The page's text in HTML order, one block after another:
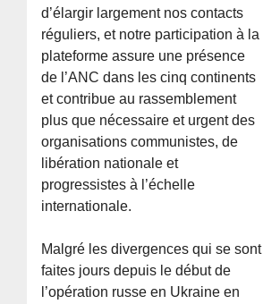
d’élargir largement nos contacts
réguliers, et notre participation à la
plateforme assure une présence
de l’ANC dans les cinq continents
et contribue au rassemblement
plus que nécessaire et urgent des
organisations communistes, de
libération nationale et
progressistes à l’échelle
internationale.
Malgré les divergences qui se sont
faites jours depuis le début de
l’opération russe en Ukraine en